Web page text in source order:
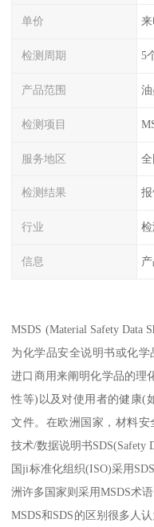
单价
检测周期 5
产品范围
检测项目
服务地区
检测结果
行业
信息
MSDS (Material Safety Data
为化学品安全说明书或化
进口商用来阐明化学品的理
性等)以及对使用者的健康(
文件。在欧洲国家，材料
技术/数据说明书SDS(Safety
国ji标准化组织(ISO)采用
洲许多国家则采用MSDS术语
MSDS和SDS的区别很多人